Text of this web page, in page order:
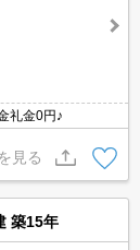
礼金0円♪
見る
築15年